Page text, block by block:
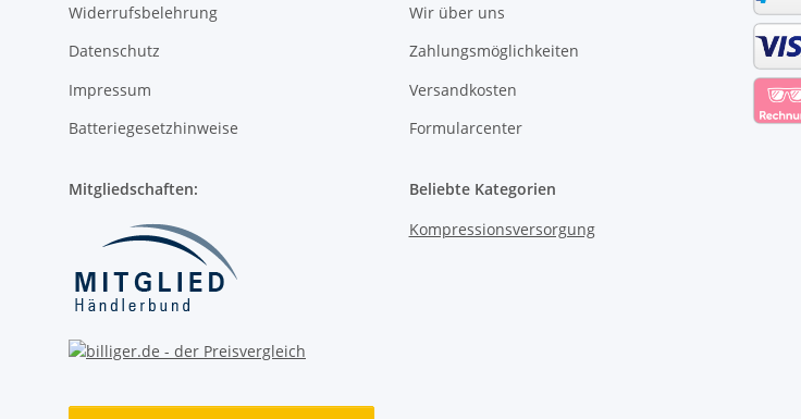
Widerrufsbelehrung
Datenschutz
Impressum
Batteriegesetzhinweise
Wir über uns
Zahlungsmöglichkeiten
Versandkosten
Formularcenter
Mitgliedschaften:
Beliebte Kategorien
Kompressionsversorgung